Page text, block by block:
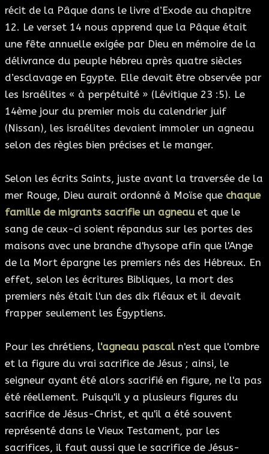
récit de la Pâque dans le livre d’Exode au chapitre
12. Le verset 14 nous apprend que la Pâque était
une fête annuelle exigée par Dieu en mémoire de la
délivrance du peuple hébreu après quatre siècles
d’esclavage en Egypte. Elle devait être observée par
les Israélites « à perpétuité » (Lévitique 23 :5). Le
14ème jour du premier mois du calendrier juif
(Nissan), les israélites devaient immoler un agneau
selon des règles bien précises et le manger.
Selon les écrits Saints, juste avant la traversée de la
mer Rouge, Dieu aurait ordonné à Moïse que chaque
famille de migrants sacrifie un agneauet que le
sang de ceux-ci soient répandus sur les portes des
maisons avec une branche d'hysope afin que l'Ange
de la Mort épargne les premiers nés des Hébreux. En
effet, selon les écritures Bibliques, la mort des
premiers nés était l'un des dix fléaux et il devait
frapper seulement les Égyptiens.
Pour les chrétiens, l'agneau pascal n'est que l'ombre
et la figure du vrai sacrifice de Jésus ; ainsi, le
seigneur ayant été alors sacrifié en figure, ne l'a pas
été réellement. Puisqu'il y a plusieurs figures du
sacrifice de Jésus-Christ, et qu'il a été souvent
représenté dans le Vieux Testament, par les
sacrifices, il faut aussi que le sacrifice de Jésus-